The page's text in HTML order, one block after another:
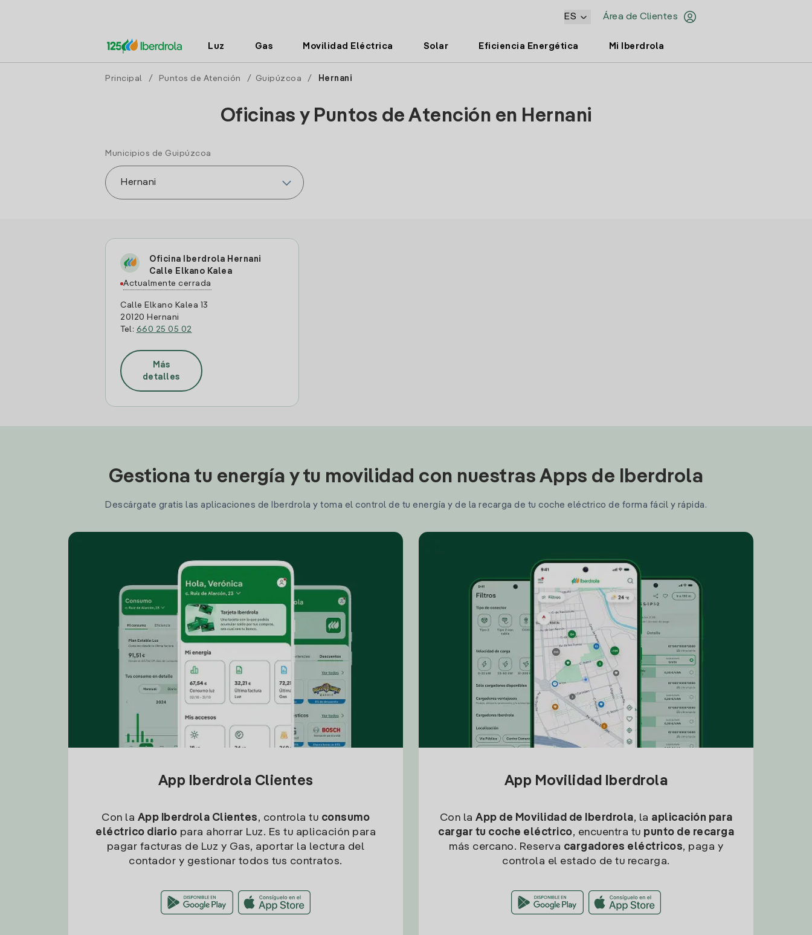
Área de Clientes
ES
Luz Gas Movilidad Eléctrica Solar Eficiencia Energética Mi Iberdrola
Principal / Puntos de Atención / Guipúzcoa / Hernani
Oficinas y Puntos de Atención en Hernani
Municipios de Guipúzcoa
Oficina Iberdrola Hernani
Calle Elkano Kalea
Actualmente cerrada
Calle Elkano Kalea 13
20120 Hernani
Tel: 660 25 05 02
Más
detalles
Gestiona tu energía y tu movilidad con nuestras Apps de Iberdrola
Descárgate gratis las aplicaciones de Iberdrola y toma el control de tu energía y de la recarga de tu coche eléctrico de forma fácil y rápida.
App Iberdrola Clientes
Con la App Iberdrola Clientes, controla tu consumo
eléctrico diario para ahorrar Luz. Es tu aplicación para
pagar facturas de Luz y Gas, aportar la lectura del
contador y gestionar todos tus contratos.
App Movilidad Iberdrola
Con la App de Movilidad de Iberdrola, la aplicación para
cargar tu coche eléctrico, encuentra tu punto de recarga
más cercano. Reserva cargadores eléctricos, paga y
controla el estado de tu recarga.